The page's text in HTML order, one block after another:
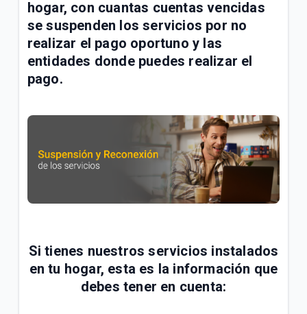
Información importante de recursos de ley sobre
radicación de PQRS | General
Compra de acciones de UNE por parte de Millicom |
General
¿Tu servicio cambió? Actualiza tu plan en Mi Tigo |
General
Conoce tu factura Tigo | General
VER MÁS
hogar, con cuantas cuentas vencidas
se suspenden los servicios por no
realizar el pago oportuno y las
entidades donde puedes realizar el
pago.
Si tienes nuestros servicios instalados
en tu hogar, esta es la información que
debes tener en cuenta: